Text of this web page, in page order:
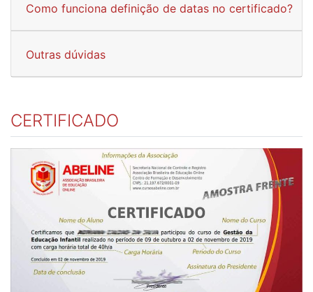
Como funciona definição de datas no certificado?
Outras dúvidas
CERTIFICADO